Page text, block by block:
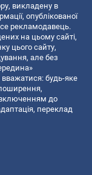
викладену в
опублікованої
рекламодавець.
на цьому сайті,
цього сайту,
але без
будь-яке
до
переклад